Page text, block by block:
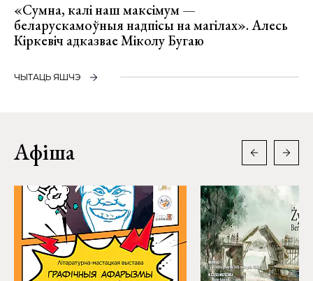
«Сумна, калі наш максімум —
беларускамоўныя надпісы на магілах». Алесь
Кіркевіч адказвае Міколу Бугаю
ЧЫТАЦЬ ЯШЧЭ
Афіша